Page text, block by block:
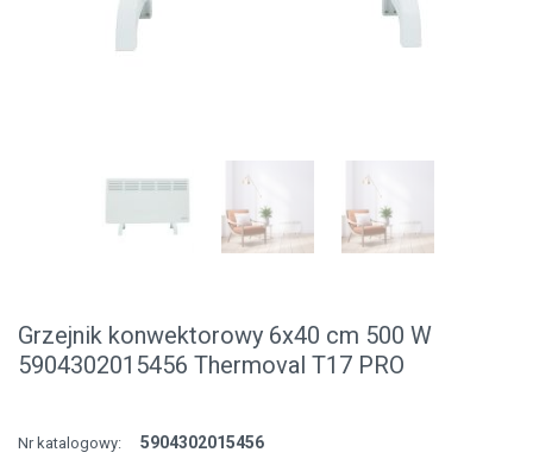
Grzejnik konwektorowy 6x40 cm 500 W
5904302015456 Thermoval T17 PRO
Nr katalogowy: 5904302015456